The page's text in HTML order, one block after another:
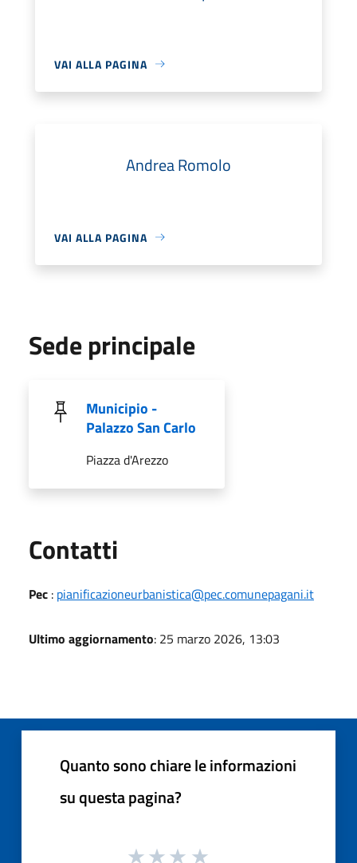
VAI ALLA PAGINA
Andrea Romolo
VAI ALLA PAGINA
Sede principale
Municipio -
Palazzo San Carlo
Piazza d'Arezzo
Contatti
Pec : pianificazioneurbanistica@pec.comunepagani.it
Ultimo aggiornamento: 25 marzo 2026, 13:03
Quanto sono chiare le informazioni
su questa pagina?